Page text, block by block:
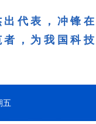
代表，冲锋
，为我国科
五